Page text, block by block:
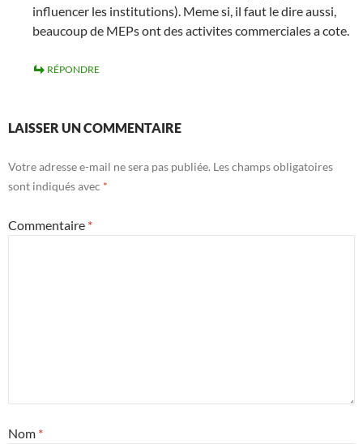
influencer les institutions). Meme si, il faut le dire aussi,
beaucoup de MEPs ont des activites commerciales a cote.
RÉPONDRE
LAISSER UN COMMENTAIRE
Votre adresse e-mail ne sera pas publiée. Les champs obligatoires
sont indiqués avec *
Commentaire *
Nom *